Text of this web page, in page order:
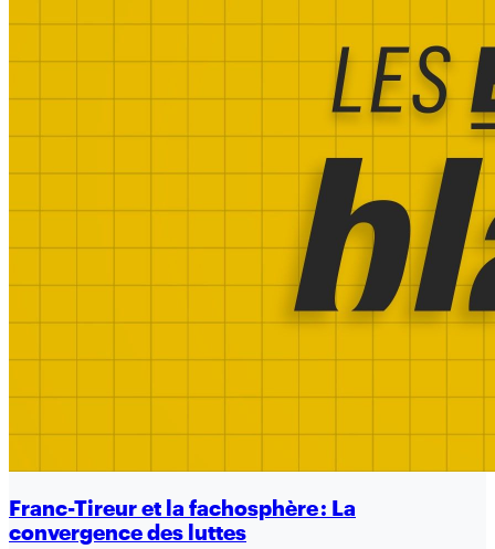
Franc-Tireur et la fachosphère : La
convergence des luttes